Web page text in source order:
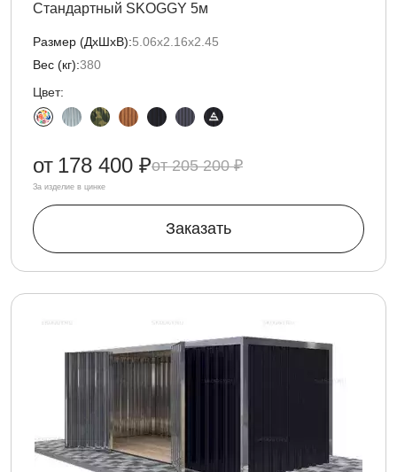
Стандартный SKOGGY 5м
Размер (ДxШxВ):5.06х2.16х2.45
Вес (кг):380
Цвет:
205 200 ₽
от 178 400 ₽
За изделие в цинке
Заказать